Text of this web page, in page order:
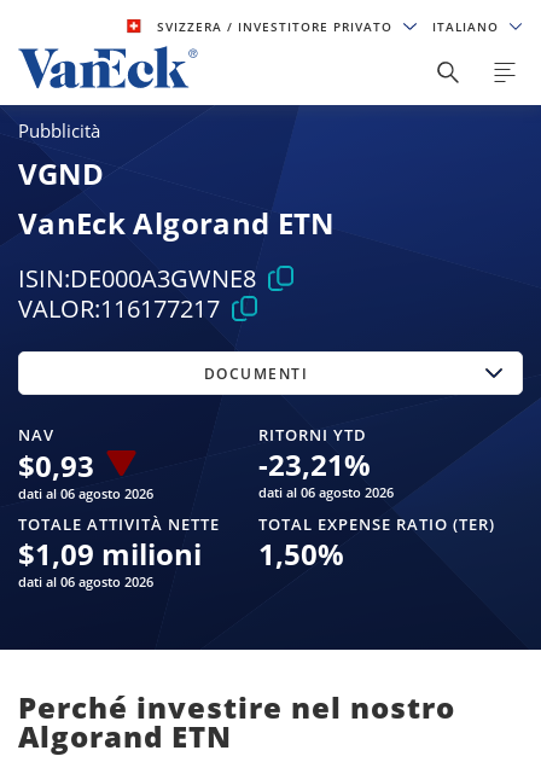
SVIZZERA/ INVESTITORE PRIVATO ITALIANO
Pubblicità
VGND
VanEck Algorand ETN
ISIN:DE000A3GWNE8
VALOR:116177217
NAV
$0,93
dati al 06 agosto 2026
RITORNI YTD
-23,21%
dati al 06 agosto 2026
TOTALE ATTIVITÀ NETTE
$1,09 milioni
dati al 06 agosto 2026
TOTAL EXPENSE RATIO (TER)
1,50%
DOCUMENTI
Perché investire nel nostro
Algorand ETN